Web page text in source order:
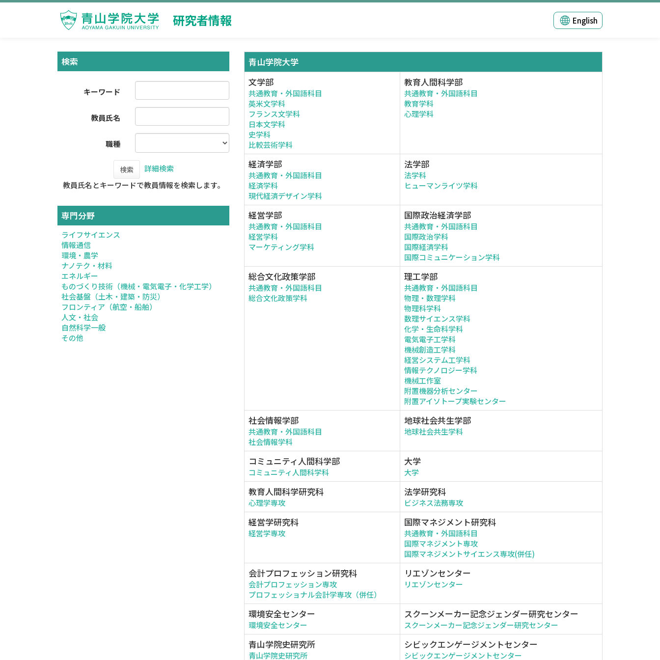
研究者情報 English
検索
キーワード
教員氏名
職種
検索
詳細検索
教員氏名とキーワードで教員情報を検索します。
専門分野
ライフサイエンス
情報通信
環境・農学
ナノテク・材料
エネルギー
ものづくり技術（機械・電気電子・化学工学）
社会基盤（土木・建築・防災）
フロンティア（航空・船舶）
人文・社会
自然科学一般
その他
青山学院大学
文学部
共通教育・外国語科目
英米文学科
フランス文学科
日本文学科
史学科
比較芸術学科
教育人間科学部
共通教育・外国語科目
教育学科
心理学科
経済学部
共通教育・外国語科目
経済学科
現代経済デザイン学科
法学部
法学科
ヒューマンライツ学科
経営学部
共通教育・外国語科目
経営学科
マーケティング学科
国際政治経済学部
共通教育・外国語科目
国際政治学科
国際経済学科
国際コミュニケーション学科
総合文化政策学部
共通教育・外国語科目
総合文化政策学科
理工学部
共通教育・外国語科目
物理・数理学科
物理科学科
数理サイエンス学科
化学・生命科学科
電気電子工学科
機械創造工学科
経営システム工学科
情報テクノロジー学科
機械工作室
附置機器分析センター
附置アイソトープ実験センター
社会情報学部
共通教育・外国語科目
社会情報学科
地球社会共生学部
地球社会共生学科
コミュニティ人間科学部
コミュニティ人間科学科
大学
大学
教育人間科学研究科
心理学専攻
法学研究科
ビジネス法務専攻
経営学研究科
経営学専攻
国際マネジメント研究科
共通教育・外国語科目
国際マネジメント専攻
国際マネジメントサイエンス専攻(併任)
会計プロフェッション研究科
会計プロフェッション専攻
プロフェッショナル会計学専攻（併任）
リエゾンセンター
リエゾンセンター
環境安全センター
環境安全センター
スクーンメーカー記念ジェンダー研究センター
スクーンメーカー記念ジェンダー研究センター
青山学院史研究所
青山学院史研究所
シビックエンゲージメントセンター
シビックエンゲージメントセンター